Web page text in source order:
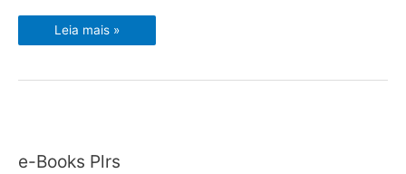
8Leia mais »
e-Books Plrs